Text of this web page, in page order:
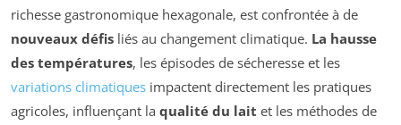
richesse gastronomique hexagonale, est confrontée à de
nouveaux défis liés au changement climatique. La hausse
des températures, les épisodes de sécheresse et les
variations climatiques impactent directement les pratiques
agricoles, influençant la qualité du lait et les méthodes de